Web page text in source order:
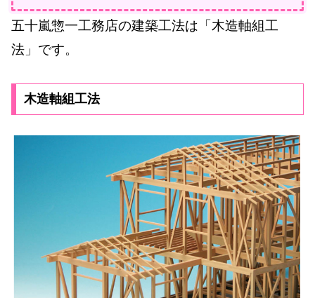
五十嵐惣一工務店の建築工法は「木造軸組工
法」です。
木造軸組工法